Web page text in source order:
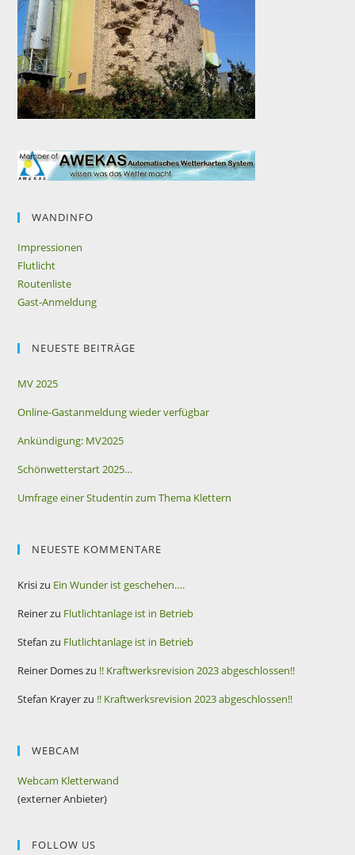
WANDINFO
Impressionen
Flutlicht
Routenliste
Gast-Anmeldung
NEUESTE BEITRÄGE
MV 2025
Online-Gastanmeldung wieder verfügbar
Ankündigung: MV2025
Schönwetterstart 2025…
Umfrage einer Studentin zum Thema Klettern
NEUESTE KOMMENTARE
Krisizu Ein Wunder ist geschehen….
Reinerzu Flutlichtanlage ist in Betrieb
Stefan zu Flutlichtanlage ist in Betrieb
Reiner Domeszu !! Kraftwerksrevision 2023 abgeschlossen!!
Stefan Krayerzu !! Kraftwerksrevision 2023 abgeschlossen!!
WEBCAM
Webcam Kletterwand
(externer Anbieter)
FOLLOW US